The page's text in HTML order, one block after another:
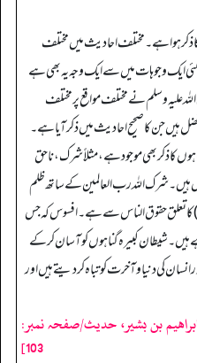
ہوا ہے۔ مختلف احادیث میں مختلف
ایک وجوہات میں سے ایک وجہ یہ بھی ہے
علیہ وسلم نے مختلف مواقع پر مختلف
ہیں جن کا صحیح احادیث میں ذکر آیا ہے۔
ذکر بھی موجود ہے، مثلاً شرک، ناحق
ہیں۔ شرک اللہ رب العالمین کے ساتھ ظلم
تعلق حقوق الناس سے ہے۔ افسوس کہ جس
ہیں۔ شیطان کبیرہ گناہوں کو آسان کر کے
کی دنیا و آخرت کو تباہ کر دیتے ہیں اور
بن بشير، حدیث/صفحہ نمبر:
103]